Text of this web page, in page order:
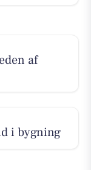
af
i bygning